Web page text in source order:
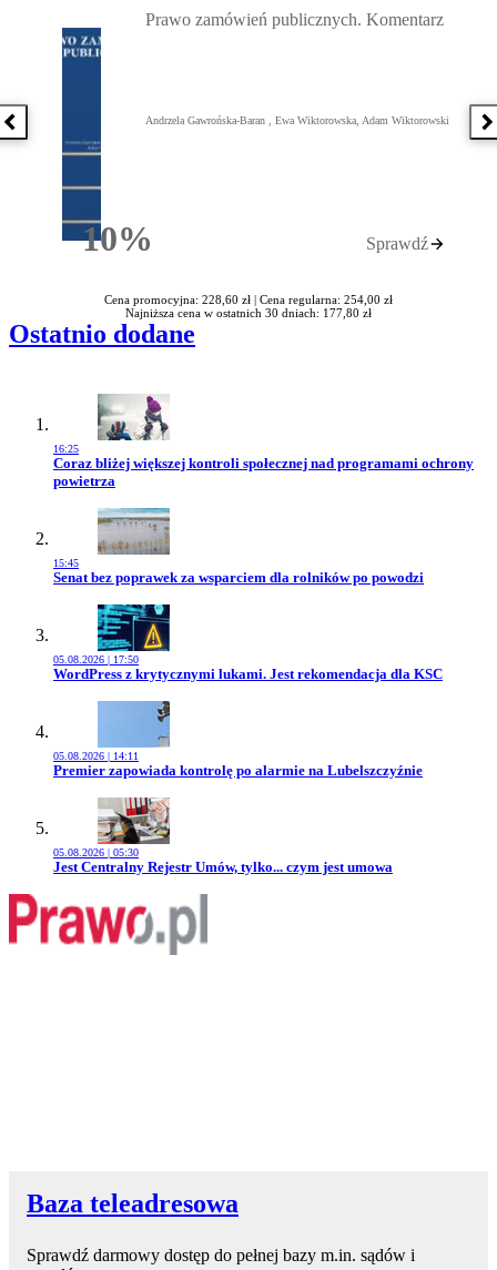
Poprzednia książka
10%Rabatu
Prawo zamówień publicznych. Komentarz
Andrzela Gawrońska-Baran , Ewa Wiktorowska, Adam Wiktorowski
Sprawdź
Cena promocyjna: 228,60 zł | Cena regularna: 254,00 zł
Najniższa cena w ostatnich 30 dniach: 177,80 zł
Ostatnio dodane
16:25
Przejdź do artykułu:
Coraz bliżej większej kontroli społecznej nad programami ochrony
powietrza
15:45
Przejdź do artykułu:
Senat bez poprawek za wsparciem dla rolników po powodzi
05.08.2026 | 17:50
Przejdź do artykułu:
WordPress z krytycznymi lukami. Jest rekomendacja dla KSC
05.08.2026 | 14:11
Przejdź do artykułu:
Premier zapowiada kontrolę po alarmie na Lubelszczyźnie
05.08.2026 | 05:30
Przejdź do artykułu:
Jest Centralny Rejestr Umów, tylko... czym jest umowa
Baza teleadresowa
Sprawdź darmowy dostęp do pełnej bazy m.in. sądów i